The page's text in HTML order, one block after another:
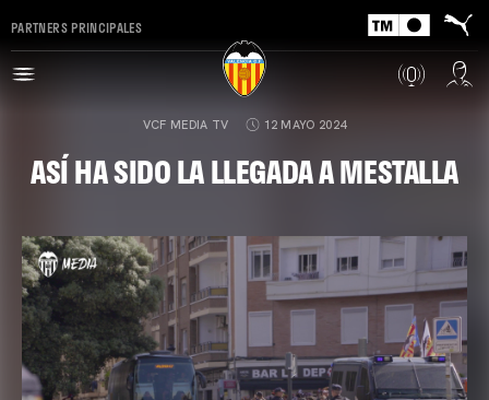
PARTNERS PRINCIPALES
VCF MEDIA TV 12 MAYO 2024
ASÍ HA SIDO LA LLEGADA A MESTALLA